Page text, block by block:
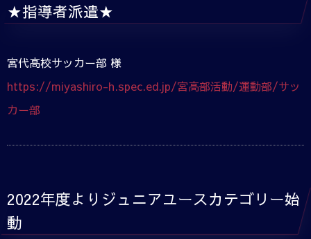
★指導者派遣★
宮代高校サッカー部 様
https://miyashiro-h.spec.ed.jp/宮高部活動/運動部/サッ
カー部
2022年度よりジュニアユースカテゴリー始
動